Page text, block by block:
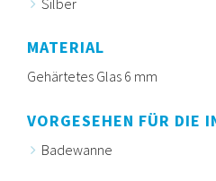
Silber
MATERIAL
Gehärtetes Glas 6 mm
VORGESEHEN FÜR DIE
Badewanne